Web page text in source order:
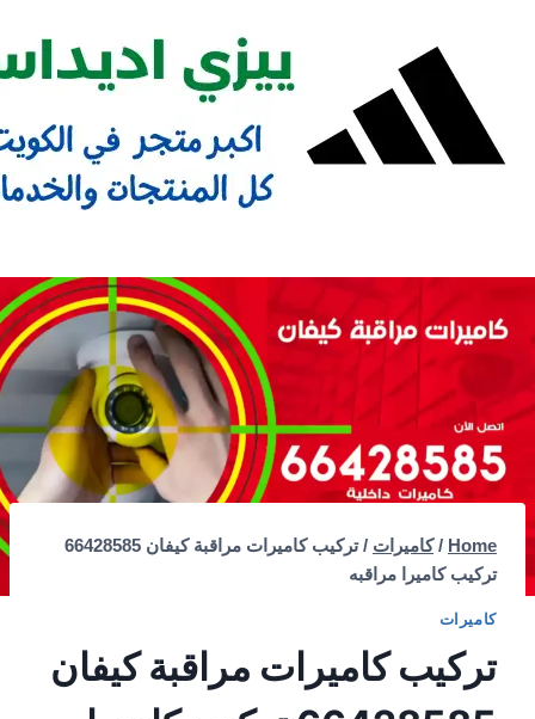
content
Home
/ كاميرات /
تركيب كاميرات مراقبة كيفان 66428585
تركيب كاميرا مراقبه
كاميرات
تركيب كاميرات مراقبة كيفان